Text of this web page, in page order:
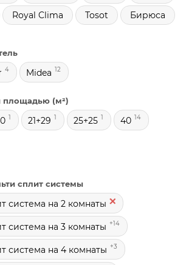
Royal Clima Tosot Бирюса
4 Midea 12
(м²)
1 21+29 1 25+25 1 40 14
сплит системы
система на 2 комнаты
система на 3 комнаты +14
система на 4 комнаты +3